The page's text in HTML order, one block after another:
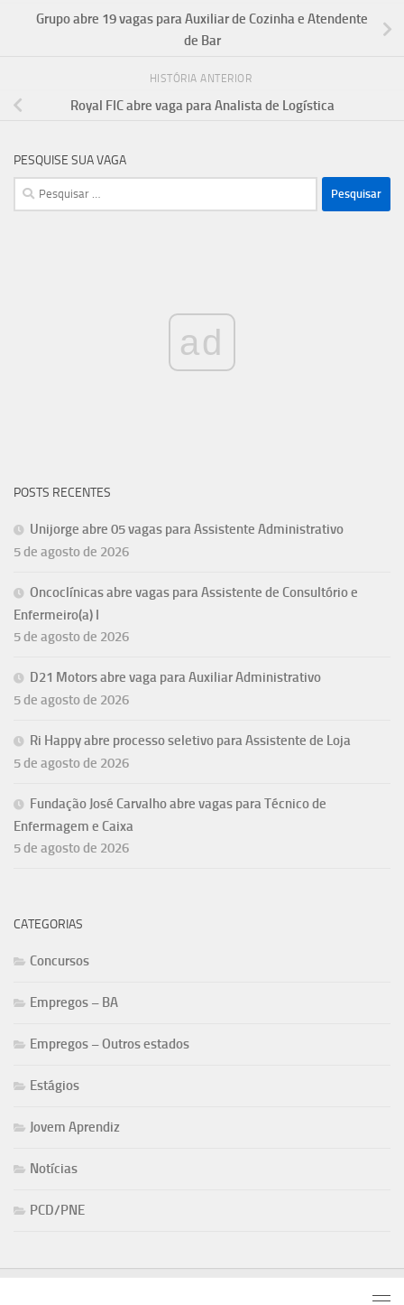
Grupo abre 19 vagas para Auxiliar de Cozinha e Atendente
de Bar
HISTÓRIA ANTERIOR
Royal FIC abre vaga para Analista de Logística
PESQUISE SUA VAGA
Pesquisar
por:
ad
POSTS RECENTES
Unijorge abre 05 vagas para Assistente Administrativo
5 de agosto de 2026
Oncoclínicas abre vagas para Assistente de Consultório e
Enfermeiro(a) I
5 de agosto de 2026
D21 Motors abre vaga para Auxiliar Administrativo
5 de agosto de 2026
Ri Happy abre processo seletivo para Assistente de Loja
5 de agosto de 2026
Fundação José Carvalho abre vagas para Técnico de
Enfermagem e Caixa
5 de agosto de 2026
CATEGORIAS
Concursos
Empregos – BA
Empregos – Outros estados
Estágios
Jovem Aprendiz
Notícias
PCD/PNE